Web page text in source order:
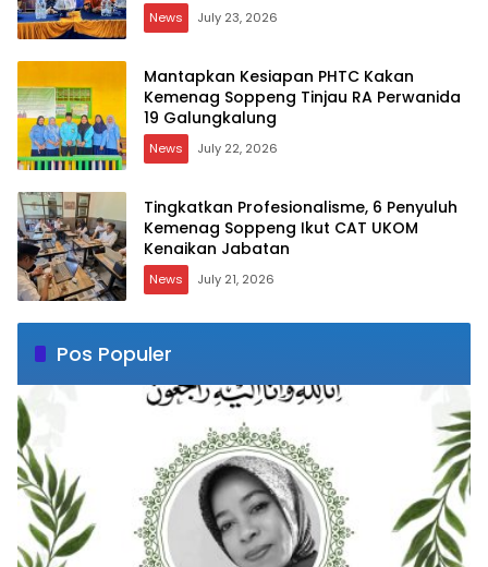
News July 23, 2026
Mantapkan Kesiapan PHTC Kakan
Kemenag Soppeng Tinjau RA Perwanida
19 Galungkalung
News July 22, 2026
Tingkatkan Profesionalisme, 6 Penyuluh
Kemenag Soppeng Ikut CAT UKOM
Kenaikan Jabatan
News July 21, 2026
Pos Populer